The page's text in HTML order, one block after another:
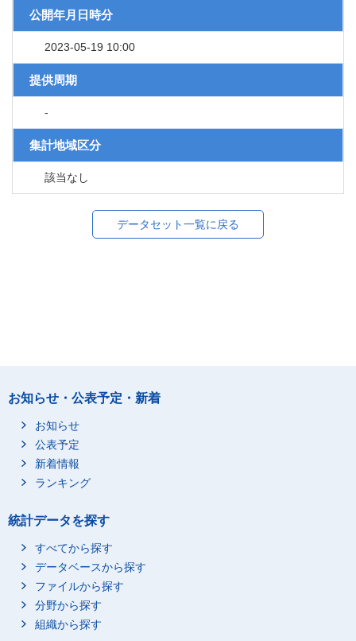
公開年月日時分
2023-05-19 10:00
提供周期
-
集計地域区分
該当なし
データセット一覧に戻る
お知らせ・公表予定・新着
お知らせ
公表予定
新着情報
ランキング
統計データを探す
すべてから探す
データベースから探す
ファイルから探す
分野から探す
組織から探す